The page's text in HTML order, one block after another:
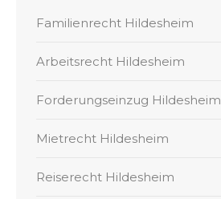
Familienrecht Hildesheim
Arbeitsrecht Hildesheim
Forderungseinzug Hildesheim
Mietrecht Hildesheim
Reiserecht Hildesheim